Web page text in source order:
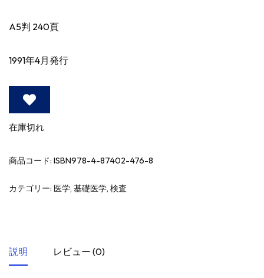
A5判 240頁
1991年4月発行
在庫切れ
商品コード: ISBN978-4-87402-476-8
カテゴリー: 医学, 基礎医学, 検査
説明 レビュー (0)